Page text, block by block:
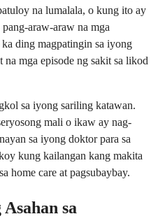
na lumalala, o kung ito ay
araw-araw na mga
ding magpatingin sa iyong
mga episode ng sakit sa likod
sa iyong sariling katawan.
mali o ikaw ay nag-
sa iyong doktor para sa
kung kailangan kang makita
home care at pagsubaybay.
sa